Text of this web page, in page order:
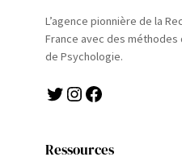
L’agence pionnière de la
France avec des
de Psychologie.
Twitter Instagram Facebook
Ressources